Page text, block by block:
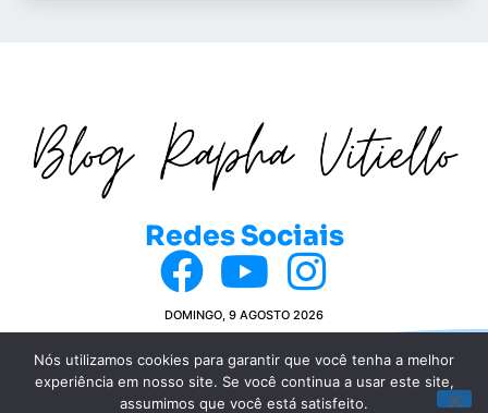
Redes Sociais
DOMINGO, 9 AGOSTO 2026
© COPYRIGHT 2024 BLOG DA RAPHA VITIELLO
POLÍTICA DE PRIVACIDADE
Nós utilizamos cookies para garantir que você tenha a melhor
experiência em nosso site. Se você continua a usar este site,
assumimos que você está satisfeito.